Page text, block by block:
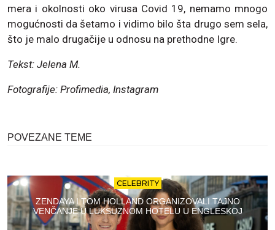
mera i okolnosti oko virusa Covid 19, nemamo mnogo
mogućnosti da šetamo i vidimo bilo šta drugo sem sela,
što je malo drugačije u odnosu na prethodne Igre.
Tekst: Jelena M.
Fotografije: Profimedia, Instagram
POVEZANE TEME
CELEBRITY
ZENDAYA I TOM HOLLAND ORGANIZOVALI TAJNO
VENČANJE U LUKSUZNOM HOTELU U ENGLESKOJ